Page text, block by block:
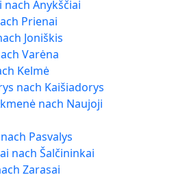
nach Anykščiai
Prienai
Joniškis
Varėna
Kelmė
nach Kaišiadorys
nach Naujoji
Pasvalys
nach Šalčininkai
Zarasai